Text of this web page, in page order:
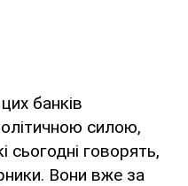
банків
силою,
сьогодні говорять,
Вони вже за